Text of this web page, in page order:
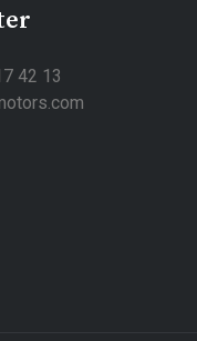
42 13